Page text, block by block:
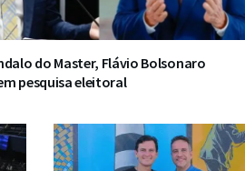
do Master, Flávio Bolsonaro
pesquisa eleitoral